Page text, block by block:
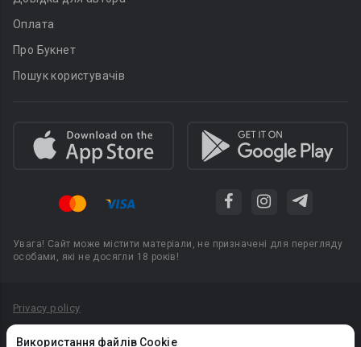
Використання файлів Cookie
Оплата
Про Букнет
Пошук користувачів
Увага! Сайт може містити матеріали, не призначені для перегляду
особами, які не досягли 18 років!
Privacy policy